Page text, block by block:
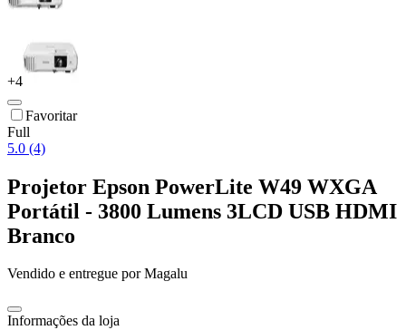
+4
Favoritar
Full
5.0 (4)
Projetor Epson PowerLite W49 WXGA
Portátil - 3800 Lumens 3LCD USB HDMI
Branco
Vendido e entregue por Magalu
Informações da loja